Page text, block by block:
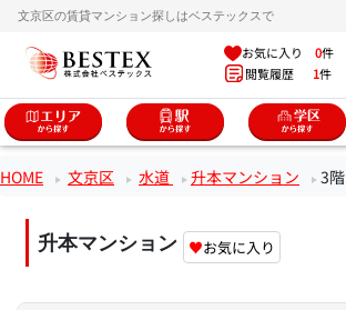
文京区の賃貸マンション探しはベステックスで
お気に入り 0件
閲覧履歴 1件
HOME 文京区 水道 升本マンション 3
升本マンション ♥お気に入り